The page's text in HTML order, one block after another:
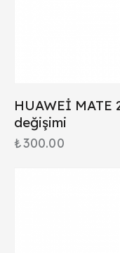
HUAWEİ MATE
değişimi
₺300.00